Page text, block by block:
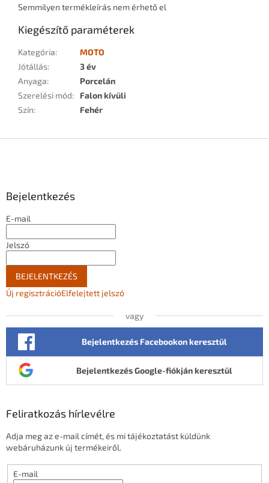
Semmilyen termékleírás nem érhető el
Kiegészítő paraméterek
Kategória:
MOTO
Jótállás:
3 év
Anyaga:
Porcelán
Szerelési mód:
Falon kívüli
Szín: Fehér
Bejelentkezés
E-mail
Jelszó
BEJELENTKEZÉS
Új regisztrációElfelejtett jelszó
vagy
Bejelentkezés Facebookon keresztül
Bejelentkezés Google-fiókján keresztül
Feliratkozás hírlevélre
Adja meg az e-mail címét, és mi tájékoztatást küldünk
webáruházunk új termékeiről.
E-mail